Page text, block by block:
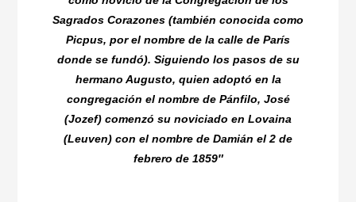
Sagrados Corazones (también conocida como
Picpus, por el nombre de la calle de París
donde se fundó). Siguiendo los pasos desu
hermano Augusto, quien adoptó en la
congregación el nombre dePánfilo, José
(Jozef) comenzó su noviciado en Lovaina
(Leuven) con el nombre de Damián el 2 de
febrero de1859″